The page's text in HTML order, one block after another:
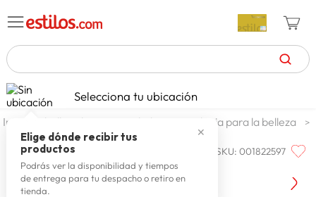
TÉRMINOS MÁS BUSCADOS
1. celulares
2. zapatillas mujer
3. zapatillas hombre
4. moda
Selecciona tu ubicación
✕
Elige dónde recibir tus
productos
Podrás ver la disponibilidad y tiempos
de entrega para tu despacho o retiro en
tienda.
belleza higiene y salud tecnologia para la belleza
SIEGEN SKU:001822597
Siegen Alisadora Sg 4715